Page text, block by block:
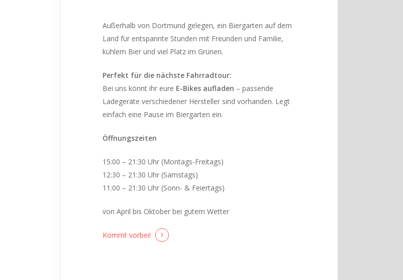
Außerhalb von Dortmund gelegen, ein Biergarten auf dem
Land für entspannte Stunden mit Freunden und Familie,
kühlem Bier und viel Platz im Grünen.
Perfekt für die nächste Fahrradtour:
Bei uns könnt ihr eure E-Bikes aufladen – passende
Ladegeräte verschiedener Hersteller sind vorhanden. Legt
einfach eine Pause im Biergarten ein.
Öffnungszeiten
15:00 – 21:30 Uhr (Montags-Freitags)
12:30 – 21:30 Uhr (Samstags)
11:00 – 21:30 Uhr (Sonn- & Feiertags)
von April bis Oktober bei gutem Wetter
Kommt vorbei!